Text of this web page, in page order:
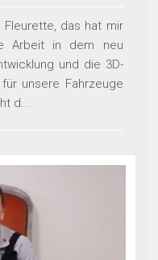
das hat mir
Arbeit in dem neu
und die 3D-
unsere Fahrzeuge
d...